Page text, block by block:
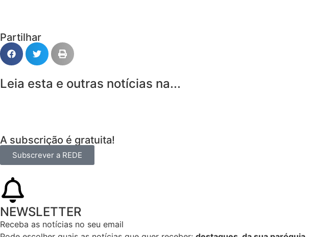
Partilhar
Leia esta e outras notícias na...
A subscrição é gratuita!
Subscrever a REDE
NEWSLETTER
Receba as notícias no seu email​